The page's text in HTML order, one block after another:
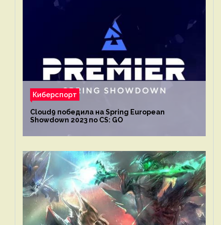
Киберспорт
Cloud9 победила на Spring European
Showdown 2023 по CS: GO